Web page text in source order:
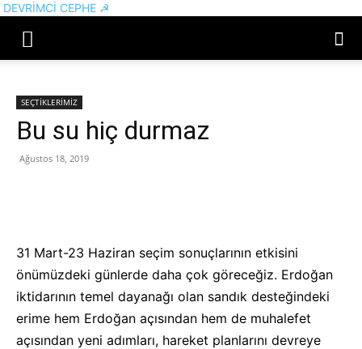
DEVRİMCİ CEPHE ☭
SEÇTİKLERİMİZ
Bu su hiç durmaz
Ağustos 18, 2019
31 Mart-23 Haziran seçim sonuçlarının etkisini
önümüzdeki günlerde daha çok göreceğiz. Erdoğan
iktidarının temel dayanağı olan sandık desteğindeki
erime hem Erdoğan açısından hem de muhalefet
açısından yeni adımları, hareket planlarını devreye